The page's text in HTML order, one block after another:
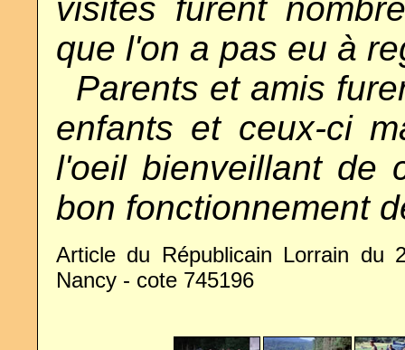
visites furent
que l'on a pas eu à
Parents et amis
enfants et ceux-ci
l'oeil bienveillant de
bon fonctionnement
Article du Républicain Lorrain du
Nancy - cote 745196